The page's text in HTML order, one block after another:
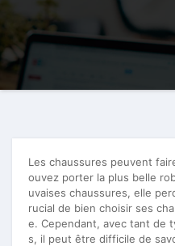
Les chaussures peuvent
ouvez porter la plus belle
uvaises chaussures, elle
rucial de bien choisir ses
e. Cependant, avec tant de
s, il peut être difficile de